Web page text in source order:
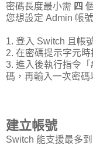
密碼長度最小需 四
您想設定 Admin 帳
1. 登入 Switch 且帳
2. 在密碼提示字元時
3. 進入後執行指令「
碼，再輸入一次密碼
建立帳號
Switch 能支援最多到